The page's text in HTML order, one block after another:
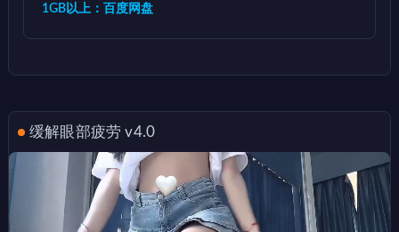
1GB以上：百度网盘
缓解眼部疲劳 v4.0